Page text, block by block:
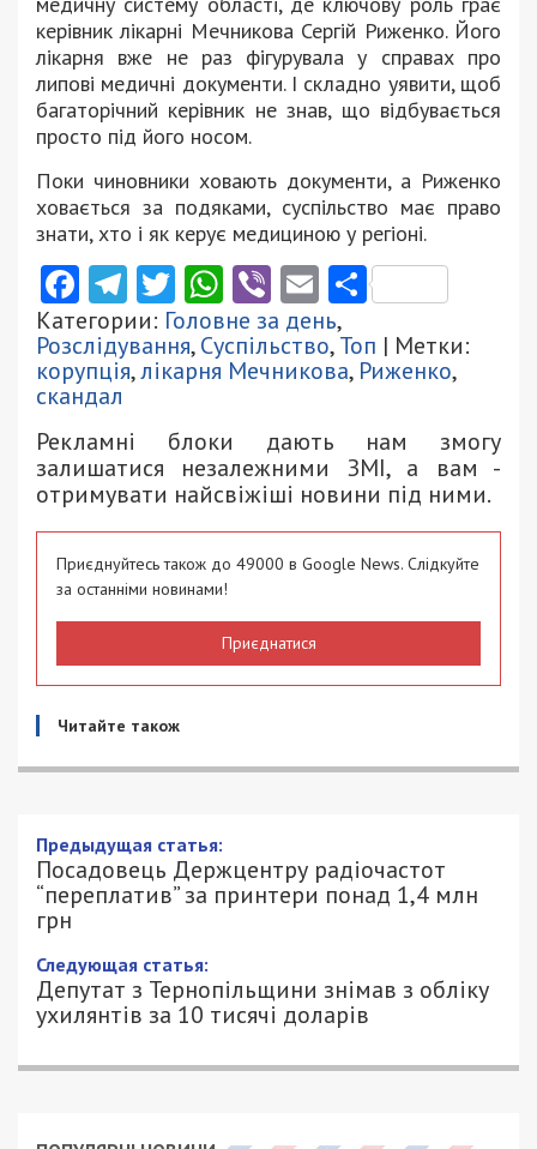
керівник лікарні Мечникова Сергій Риженко. Його
лікарня вже не раз фігурувала у справах про
липові медичні документи. І складно уявити, щоб
багаторічний керівник не знав, що відбувається
просто під його носом.
Поки чиновники ховають документи, а Риженко
ховається за подяками, суспільство має право
знати, хто і як керує медициною у регіоні.
Facebook
Telegram
Twitter
WhatsApp
ViberEmail
Категории: Головне за день,
Розслідування,Суспільство,Топ | Метки:
корупція,лікарня Мечникова, Риженко,
скандал
Рекламні блоки дають нам змогу
залишатися незалежними ЗМІ, а вам -
отримувати найсвіжіші новини під ними.
Приєднуйтесь також до 49000 в Google News. Слідкуйте
за останніми новинами!
Приєднатися
Читайте також
Посадовець Держцентру радіочастот
“переплатив” за принтери понад 1,4
млн грн
13/06/2025 - 18:00
АННА БАУМАН - СПЕЦИАЛЬНО ДЛЯ
49000.COM.UA
1596